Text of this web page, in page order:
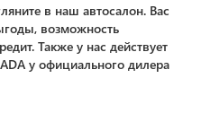
в наш автосалон. Вас
возможность
Также у нас действует
у официального дилера